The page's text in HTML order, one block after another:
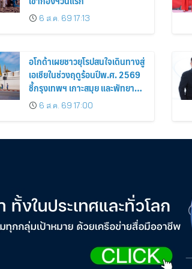
6 ส.ค. 69 17:13
อโกด้าเผยชาวยุโรปสนใจเดินทางสู่
เอเชียในช่วงฤดูร้อนปีพ.ศ. 2569
ชี้กรุงเทพฯ เกาะสมุย และพัทยา
ติดอันดับเมืองยอดนิยม
6 ส.ค. 69 17:00